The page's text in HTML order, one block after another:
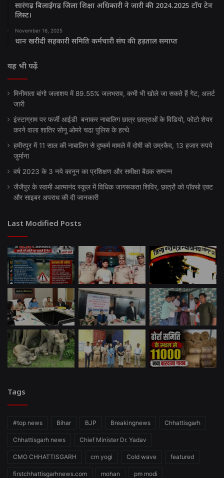
सारंगढ़ बिलाईगढ़ जिला शिक्षा अधिकारी ने जारी की 2024.2025 टॉप टेन
लिस्ट।
November 16, 2025
धान खरीदी सहकारी समिति कर्मचारी संघ की हड़ताल समाप्त
यह भी पढ़ें
मिनीमाता बांगो जलाशय में 89.55% जलभराव, कभी भी खोले जा सकते हैं गेट, अलर्ट
जारी
इंस्टाग्राम पर फर्जी आईडी बनाकर नाबालिग छात्र छात्राओं के विडियो, फोटो शेयर
करने वाला शातिर सोनू ओमरे चढा पुलिस के हत्थे
हमीरपुर में 11 साल की नाबालिग से दुष्कर्म मामले में दोषी को उम्रकैद, 13 हजार रुपये
जुर्माना
वर्ष 2023 के 3 नये कानून का प्रशिक्षण और समीक्षा बैठक सम्पन्न
जैजैपुर के स्वामी आत्मानंद स्कूल में विधिक जागरूकता शिविर, छात्रों को पॉक्सो एक्ट
और साइबर अपराध की दी जानकारी
Last Modified Posts
Tags
#top news Bihar BJP Breakingnews Chhattisgarh
Chhattisgarh news Chief Minister Dr. Yadav
CMO CHHATTISGARH cm yogi Cold wave featured
firstchhattisgarhnews.com mohan pm modi